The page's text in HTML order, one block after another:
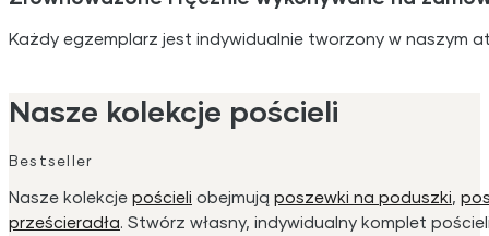
Każdy egzemplarz jest indywidualnie tworzony w naszym
Nasze kolekcje pościeli
Bestseller
Nasze kolekcje pościeli obejmują poszewki na poduszki,
prześcieradła. Stwórz własny, indywidualny komplet